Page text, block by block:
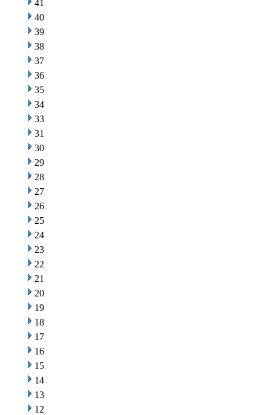
41
40
39
38
37
36
35
34
33
31
30
29
28
27
26
25
24
23
22
21
20
19
18
17
16
15
14
13
12